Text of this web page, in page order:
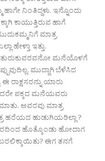
ನಿಂತಿದ್ದಳು. ಇನ್ನೊಂದು
ಕಾಯುತ್ತಿರುವ ಹಾಗೆ
ಮುದುಕಮ್ಮನಿಗೆ ಮಾತ್ರ
ಹೇಳ್ತಾ ಇತ್ತು.
ಮನೆಯೊಳಗೆ
ಮುದ್ದಾಗಿ ಬೆಳೆಸಿದ
ರಾಕ್ಷಸರನ್ನು ಯಾರು
ಪಕ್ಕದ ಮನೆಯವರು
ಅವರವು ಮಾತ್ರ
ಹರೆಯದ ಹುಡುಗಿಯರಿಲ್ಲಾ ?
ಹೊತ್ಕೊಂಡು ಹೋದಾಗ
ಈಗ ತನಗೆ